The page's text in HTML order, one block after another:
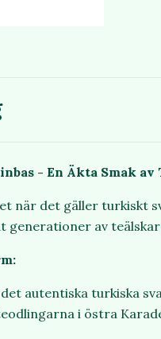
- En Äkta Smak
när det gäller turkiskt
av
autentiska turkiska
i östra